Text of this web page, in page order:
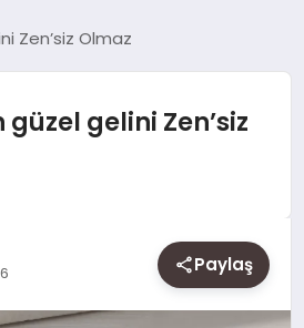
Zen’siz Olmaz
güzel gelini Zen’siz
Paylaş